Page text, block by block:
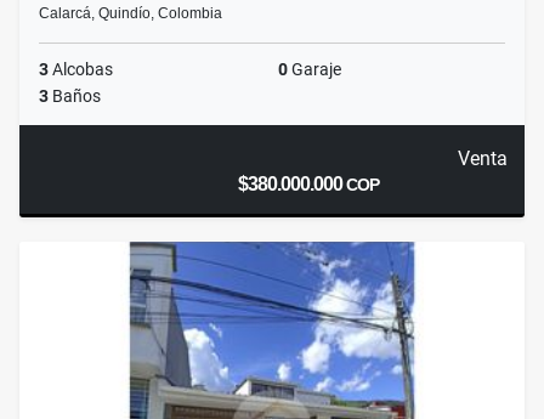
Calarcá, Quindío, Colombia
3Alcobas 0Garaje
3 Baños
Venta
$380.000.000COP